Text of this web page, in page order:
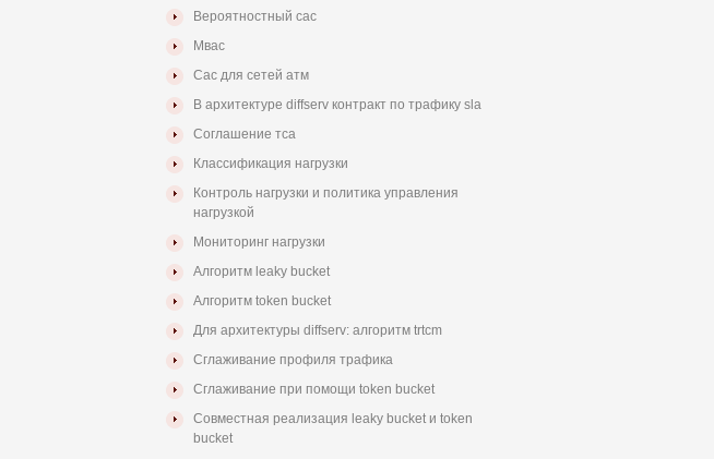
Вероятностный сас
Мвас
Сас для сетей атм
В архитектуре diffserv контракт по трафику sla
Соглашение тса
Классификация нагрузки
Контроль нагрузки и политика управления
нагрузкой
Мониторинг нагрузки
Алгоритм leaky bucket
Алгоритм token bucket
Для архитектуры diffserv: алгоритм trtcm
Сглаживание профиля трафика
Сглаживание при помощи token bucket
Совместная реализация leaky bucket и token
bucket